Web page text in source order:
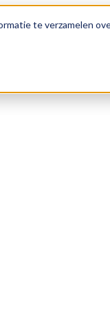
te verzamelen